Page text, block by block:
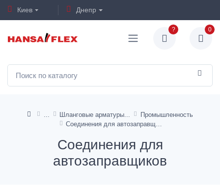
Киев Днепр
? 0
Шланговые арматуры
Промышленность
Соединения для
автозаправщиков